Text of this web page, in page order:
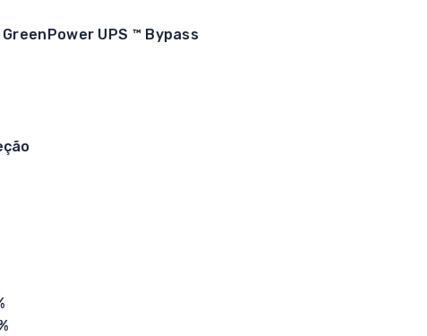
UPS ™ Bypass